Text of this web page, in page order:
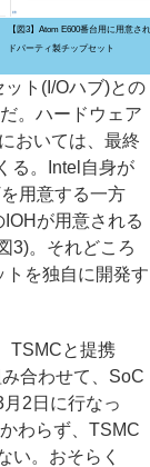
【図3】Atom E600番台用に用意さ
ドパーティ製チップセット
ト(I/Oハブ)との
。ハードウェア
おいては、最終
る。Intel自身が
用意する一方
が用意される
3)。それどころ
を独自に開発す
TSMCと提携
合わせて、SoC
2日に行なっ
わらず、TSMC
い。おそらく